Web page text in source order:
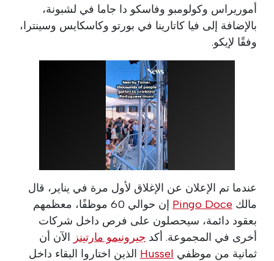
أموريراس وكولومبو وفاسكو دا جاما في لشبونة،
بالإضافة إلى فيا كاتارينا في بورتو وكاسكايس وسينترا،
وفقًا لإيكو.
عندما تم الإعلان عن الإغلاق لأول مرة في يناير، قال
مالك Pingo Doce
إن حوالي 60 موظفًا، معظمهم
بعقود دائمة، سيحصلون على فرص داخل شركات
أخرى في المجموعة. أكد جيرونيمو مارتينز الآن أن
ثمانية من موظفي Hussel الذين اختاروا البقاء داخل